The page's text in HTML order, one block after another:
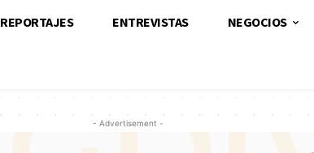
REPORTAJES ENTREVISTAS NEGOCIOS
- Advertisement -